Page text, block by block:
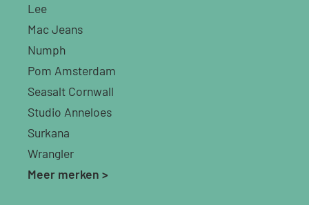
Lee
Mac Jeans
Numph
Pom Amsterdam
Seasalt Cornwall
Studio Anneloes
Surkana
Wrangler
Meer merken >